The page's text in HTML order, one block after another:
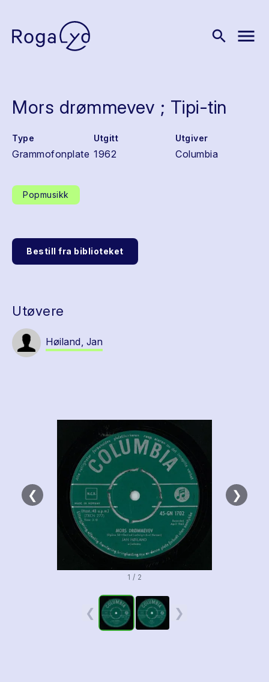
search menu
Mors drømmevev ; Tipi-tin
Type
Grammofonplate
Utgitt
1962
Utgiver
Columbia
Popmusikk
Bestill fra biblioteket
Utøvere
Høiland, Jan
❮ ❯
1 / 2
❮ ❯